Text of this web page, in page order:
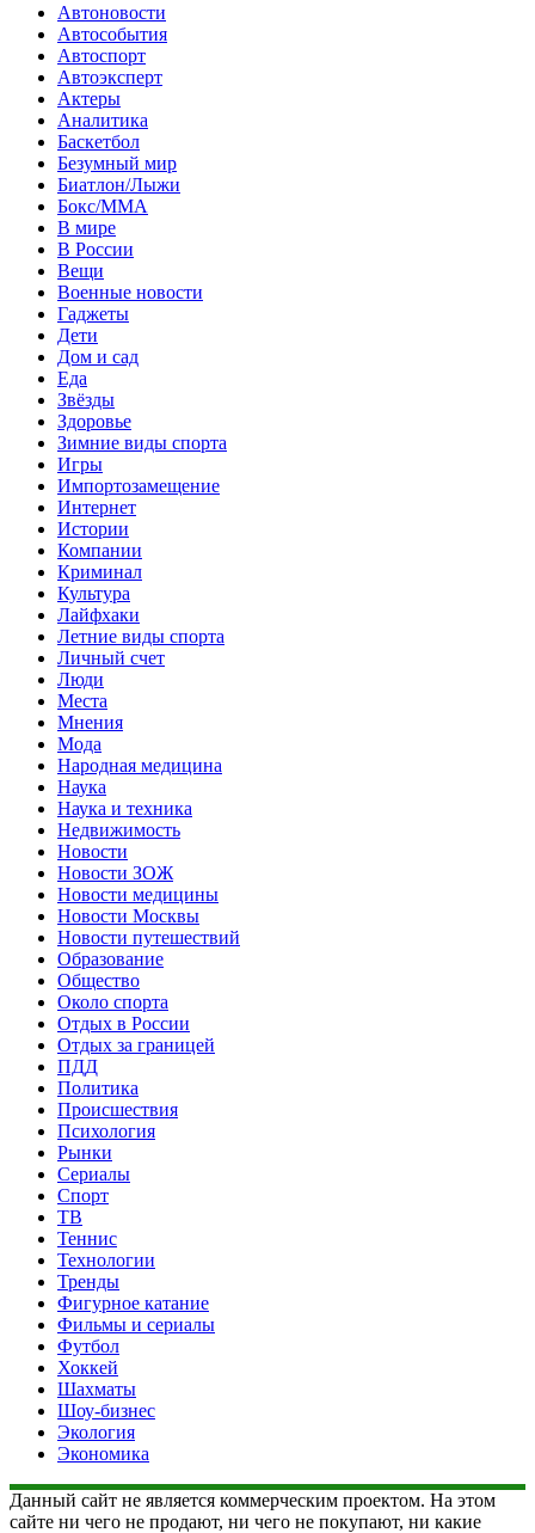
Автоновости
Автособытия
Автоспорт
Автоэксперт
Актеры
Аналитика
Баскетбол
Безумный мир
Биатлон/Лыжи
Бокс/MMA
В мире
В России
Вещи
Военные новости
Гаджеты
Дети
Дом и сад
Еда
Звёзды
Здоровье
Зимние виды спорта
Игры
Импортозамещение
Интернет
Истории
Компании
Криминал
Культура
Лайфхаки
Летние виды спорта
Личный счет
Люди
Места
Мнения
Мода
Народная медицина
Наука
Наука и техника
Недвижимость
Новости
Новости ЗОЖ
Новости медицины
Новости Москвы
Новости путешествий
Образование
Общество
Около спорта
Отдых в России
Отдых за границей
ПДД
Политика
Происшествия
Психология
Рынки
Сериалы
Спорт
ТВ
Теннис
Технологии
Тренды
Фигурное катание
Фильмы и сериалы
Футбол
Хоккей
Шахматы
Шоу-бизнес
Экология
Экономика
Данный сайт не является коммерческим проектом. На этом
сайте ни чего не продают, ни чего не покупают, ни какие